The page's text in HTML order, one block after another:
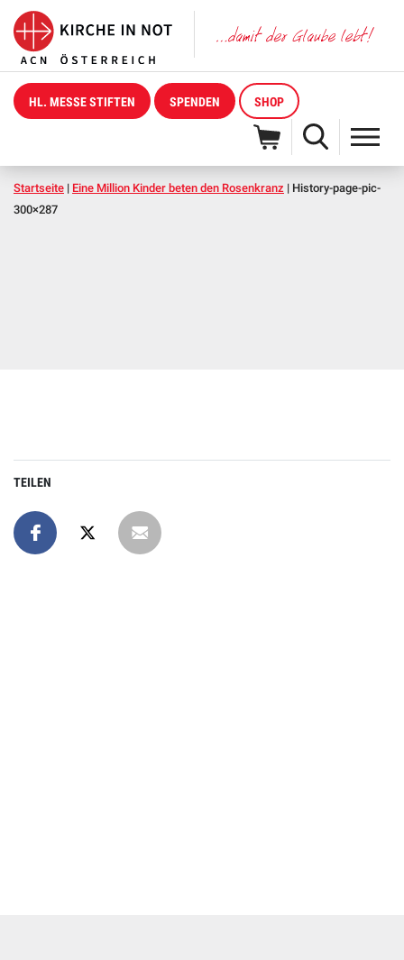
HL. MESSE STIFTEN SPENDEN SHOP
Startseite | Eine Million Kinder beten den Rosenkranz | History-page-pic-
300×287
TEILEN